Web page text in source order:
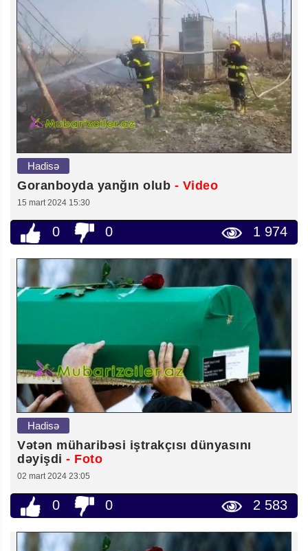
Hadisə
Goranboyda yanğın olub - Video
15 mart 2024 15:30
0 0 1 974
Hadisə
Vətən müharibəsi iştrakçısı dünyasını
dəyişdi - Foto
02 mart 2024 23:05
0 0 2 583